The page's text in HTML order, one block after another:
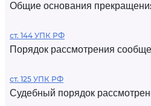
Общие основания
ст. 144 УПК РФ
Порядок рассмотрения
ст. 125 УПК РФ
Судебный порядок